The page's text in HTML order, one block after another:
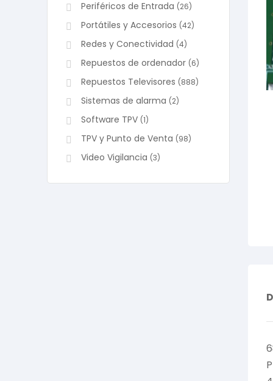
Periféricos de Entrada (26)
Portátiles y Accesorios (42)
Redes y Conectividad (4)
Repuestos de ordenador (6)
Repuestos Televisores (888)
Sistemas de alarma (2)
Software TPV (1)
TPV y Punto de Venta (98)
Video Vigilancia (3)